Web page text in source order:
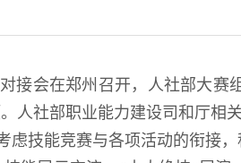
接会在郑州召开，人社部大
人社部职业能力建设司和厅相
虑技能竞赛与各项活动的衔接